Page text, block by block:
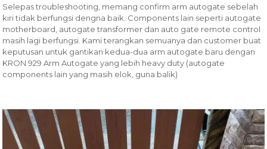
Selepas troubleshooting, memang confirm arm autogate sebelah
kiri tidak berfungsi dengna baik. Components lain seperti autogate
motherboard, autogate transformer dan auto gate remote control
masih lagi berfungsi. Kami terangkan semuanya dan customer buat
keputusan untuk gantikan kedua-dua arm autogate baru dengan
KRON 929 Arm Autogate yang lebih heavy duty (autogate
components lain yang masih elok, guna balik)